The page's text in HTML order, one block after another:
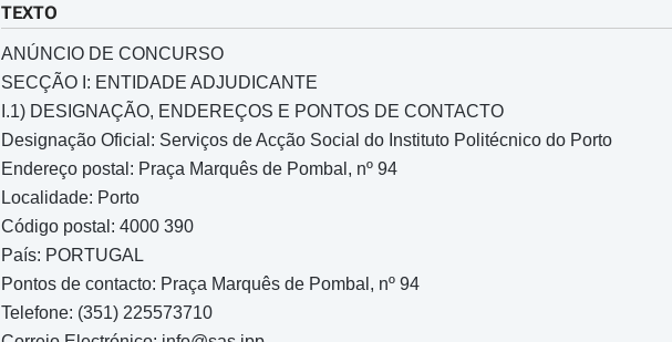
TEXTO
ANÚNCIO DE CONCURSO
SECÇÃO I: ENTIDADE ADJUDICANTE
I.1) DESIGNAÇÃO, ENDEREÇOS E PONTOS DE CONTACTO
Designação Oficial: Serviços de Acção Social do Instituto Politécnico do Porto
Endereço postal: Praça Marquês de Pombal, nº 94
Localidade: Porto
Código postal: 4000 390
País: PORTUGAL
Pontos de contacto: Praça Marquês de Pombal, nº 94
Telefone: (351) 225573710